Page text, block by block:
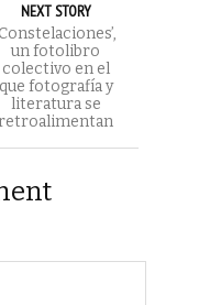
NEXT STORY
un fotolibro
colectivo en el
que fotografía y
literatura se